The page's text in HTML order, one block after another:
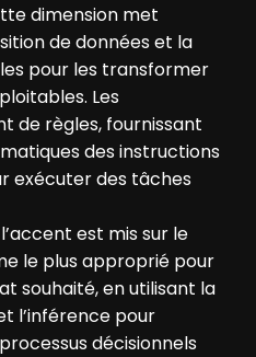
dimension met
de données et la
pour les transformer
Les
de règles, fournissant
des instructions
exécuter des tâches
est mis sur le
le plus approprié pour
souhaité, en utilisant la
l’inférence pour
décisionnels